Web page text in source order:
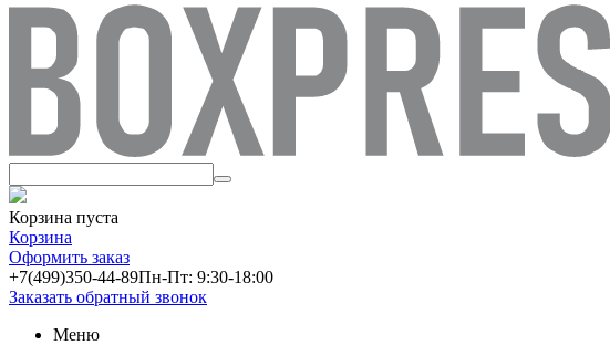
Корзина пуста
Корзина
Оформить заказ
+7(499)350-44-89Пн-Пт: 9:30-18:00
Заказать обратный звонок
Меню